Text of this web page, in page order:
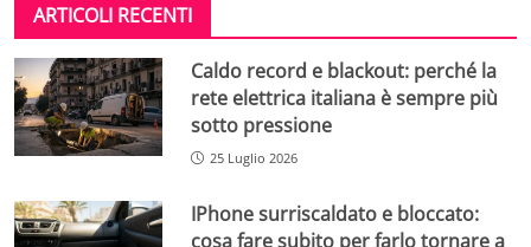
ARTICOLI RECENTI
Caldo record e blackout: perché la
rete elettrica italiana è sempre più
sotto pressione
25 Luglio 2026
IPhone surriscaldato e bloccato:
cosa fare subito per farlo tornare a